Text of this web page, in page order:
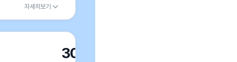
자세히보기
30GB